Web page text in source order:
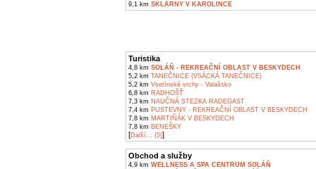
9,1 km SKLÁRNY V KAROLINCE
Turistika
4,8 km SOLÁŇ - REKREAČNÍ OBLAST V BESKYDECH
5,2 km TANEČNICE (VSÁCKÁ TANEČNICE)
5,2 km Vsetínské vrchy - Valašsko
6,8 km RADHOŠŤ
7,3 km NAUČNÁ STEZKA RADEGAST
7,4 km PUSTEVNY - REKREAČNÍ OBLAST V BESKYDECH
7,8 km MARTIŇÁK V BESKYDECH
7,8 km BENEŠKY
[Další... (5)]
Obchod a služby
4,9 km WELLNESS A SPA CENTRUM SOLÁŇ